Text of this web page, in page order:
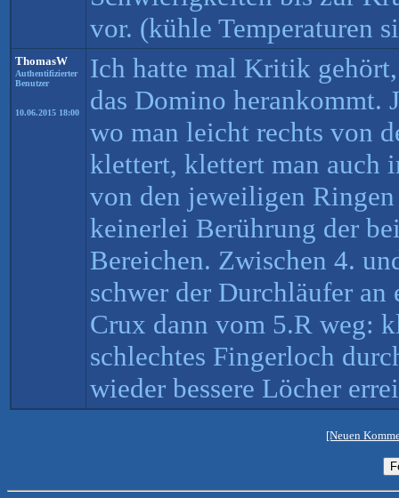
vor. (kühle Temperaturen
ThomasW
Authentifizierter
Benutzer
10.06.2015 18:00
Ich hatte mal Kritik gehört,
das Domino herankommt.
wo man leicht rechts von
klettert, klettert man auch
von den jeweiligen
keinerlei Berührung der
Bereichen. Zwischen 4.
schwer der Durchläufer
Crux dann vom 5.R weg:
schlechtes Fingerloch
wieder bessere Löcher
[Neuen